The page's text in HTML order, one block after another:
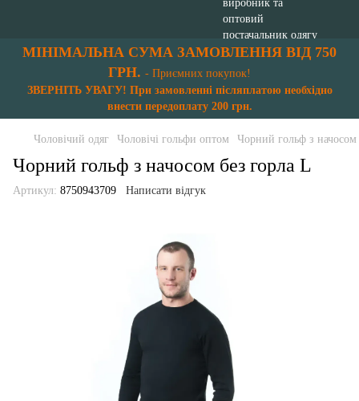
МІНІМАЛЬНА СУМА ЗАМОВЛЕННЯ ВІД 750
ГРН. - Приємних покупок!
ЗВЕРНІТЬ УВАГУ! При замовленні післяплатою необхідно
внести передоплату 200 грн.
Чоловічий одяг Чоловічі гольфи оптом Чорний гольф з начосом
Чорний гольф з начосом без горла L
Артикул: 8750943709 Написати відгук